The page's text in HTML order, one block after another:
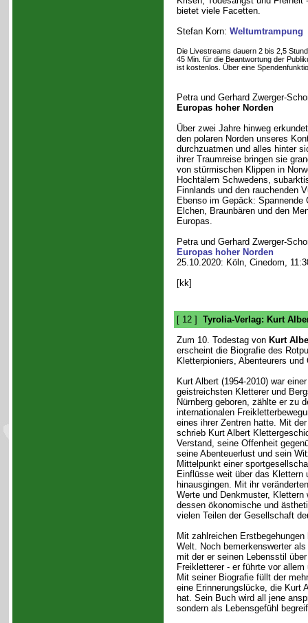
bietet viele Facetten.
Stefan Korn: Weltumtrampung
Die Livestreams dauern 2 bis 2,5
45 Min. für die Beantwortung der
ist kostenlos. Über eine
Petra und Gerhard Zwerger-
Europas hoher Norden
Über zwei Jahre hinweg
den polaren Norden unseres
durchzuatmen und alles hinter
ihrer Traumreise bringen sie
von stürmischen Klippen in
Hochtälern Schwedens,
Finnlands und den rauchenden
Ebenso im Gepäck: Spannende
Elchen, Braunbären und den
Europas.
Petra und Gerhard Zwerger-
Europas hoher Norden
25.10.2020: Köln, Cinedom,
[kk]
[ 12 ] Tyrolia-Verlag: Kurt
Zum 10. Todestag von Kurt
erscheint die Biografie des
Kletterpioniers, Abenteurers und
Kurt Albert (1954-2010) war
geistreichsten Kletterer und
Nürnberg geboren, zählte er zu
internationalen
eines ihrer Zentren hatte. Mit
schrieb Kurt Albert
Verstand, seine Offenheit
seine Abenteuerlust und sein
Mittelpunkt einer
Einflüsse weit über das Klettern
hinausgingen. Mit ihr
Werte und Denkmuster, Klettern
dessen ökonomische und
vielen Teilen der Gesellschaft
Mit zahlreichen
Welt. Noch bemerkenswerter
mit der er seinen Lebensstil
Freikletterer - er führte vor
Mit seiner Biografie füllt der
eine Erinnerungslücke, die Kurt
hat. Sein Buch wird all jene
sondern als Lebensgefühl